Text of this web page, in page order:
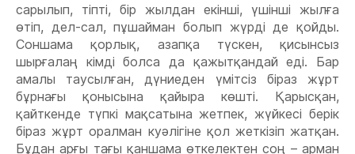
сарылып, тіпті, бір жылдан екінші, үшінші жылға
өтіп, дел-сал, пұшайман болып жүрді де қойды.
Соншама қорлық, азапқа түскен, қисынсыз
шырғалаң кімді болса да қажытқандай еді. Бар
амалы таусылған, дүниеден үмітсіз біраз жұрт
бұрнағы қонысына қайыра көшті. Қарысқан,
қайткенде түпкі мақсатына жетпек, жүйкесі берік
біраз жұрт оралман куəлігіне қол жеткізіп жатқан.
Бұдан арғы тағы қаншама өткелектен соң – арман